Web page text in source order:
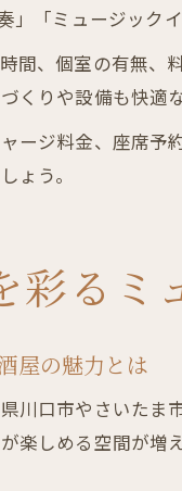
」「ミュージック
間、個室の有無
くりや設備も快適
ージ料金、座席予
ょう。
彩るミ
屋の魅力とは
川口市やさいたま
楽しめる空間が